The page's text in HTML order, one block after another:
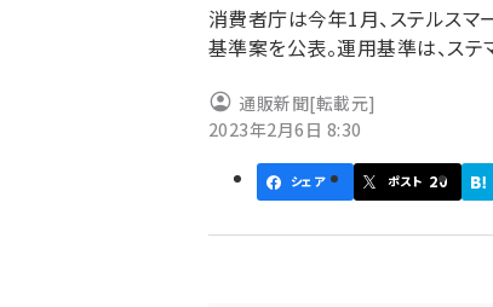
消費者庁は今年1月、ステルスマ
基準案を公表。運用基準は、ス
通販新聞[転載元]
2023年2月6日 8:30
シェア ポスト 20